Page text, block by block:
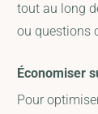
tout au long
ou questions
Économiser
Pour